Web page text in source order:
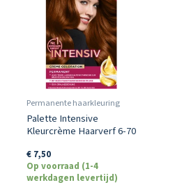
Permanente haarkleuring
Palette Intensive
Kleurcrème Haarverf 6-70
€7,50
Op voorraad (1-4
werkdagen levertijd)